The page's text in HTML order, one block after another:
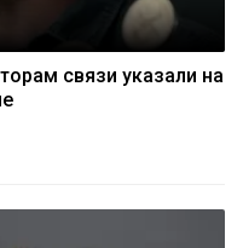
связи указали на